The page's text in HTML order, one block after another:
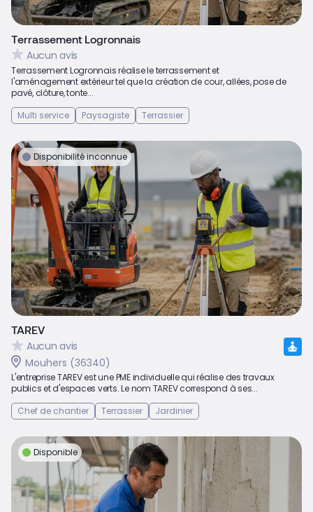
Terrassement Logronnais
Aucun avis
Terrassement Logronnais réalise le terrassement et
l'aménagement extérieur tel que la création de cour, allées, pose de
pavé, clôture, tonte...
Multi service
Paysagiste Terrassier
Disponibilité inconnue
TAREV
Aucun avis
Mouhers (36340)
L'entreprise TAREV est une PME individuelle qui réalise des travaux
publics et d'espaces verts. Le nom TAREV correspond à ses...
Chef de chantier
Terrassier Jardinier
Disponible